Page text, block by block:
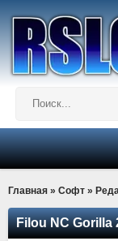
Главная » Софт »
Filou NC Gorilla